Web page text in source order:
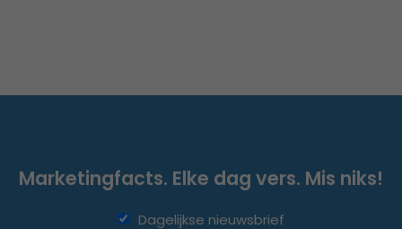
Marketingfacts. Elke dag vers. Mis niks!
Dagelijkse nieuwsbrief